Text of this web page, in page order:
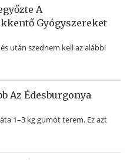
A
Gyógyszereket
után szednem kell az alábbi
Az Édesburgonya
1–3 kg gumót terem. Ez azt